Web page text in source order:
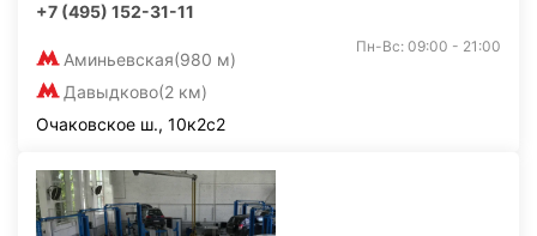
+7 (495) 152-31-11
Аминьевская(980 м)
Давыдково(2 км)
Пн-Вс: 09:00 - 21:00
Очаковское ш., 10к2с2